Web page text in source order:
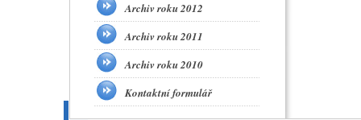
Archiv roku 2012
Archiv roku 2011
Archiv roku 2010
Kontaktní formulář